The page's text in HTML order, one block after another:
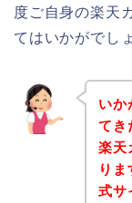
度ご自身の楽天
てはいかがでし
いか
てき
楽天
り
式サ